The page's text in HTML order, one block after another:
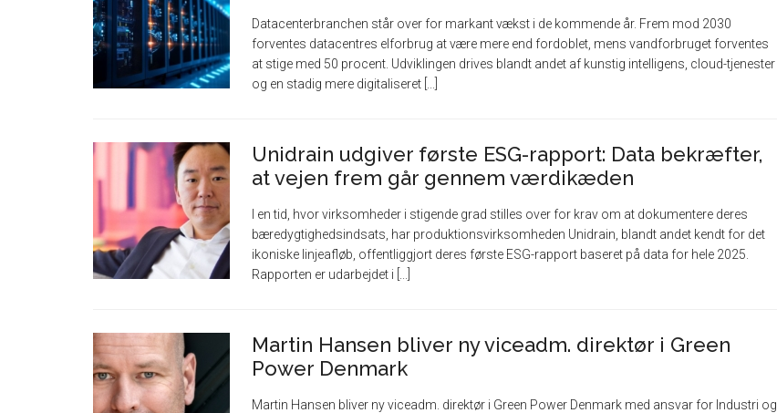
Datacenterbranchen står over for markant vækst i de kommende år. Frem mod 2030
forventes datacentres elforbrug at være mere end fordoblet, mens vandforbruget forventes
at stige med 50 procent. Udviklingen drives blandt andet af kunstig intelligens, cloud-tjenester
og en stadig mere digitaliseret [...]
Unidrain udgiver første ESG-rapport: Data bekræfter,
at vejen frem går gennem værdikæden
I en tid, hvor virksomheder i stigende grad stilles over for krav om at dokumentere deres
bæredygtighedsindsats, har produktionsvirksomheden Unidrain, blandt andet kendt for det
ikoniske linjeafløb, offentliggjort deres første ESG-rapport baseret på data for hele 2025.
Rapporten er udarbejdet i [...]
Martin Hansen bliver ny viceadm. direktør i Green
Power Denmark
Martin Hansen bliver ny viceadm. direktør i Green Power Denmark med ansvar for Industri og